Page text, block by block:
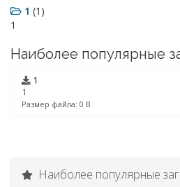
1 (1)
1
Наиболее популярные
1
1
Размер файла: 0 B
Наиболее популярные